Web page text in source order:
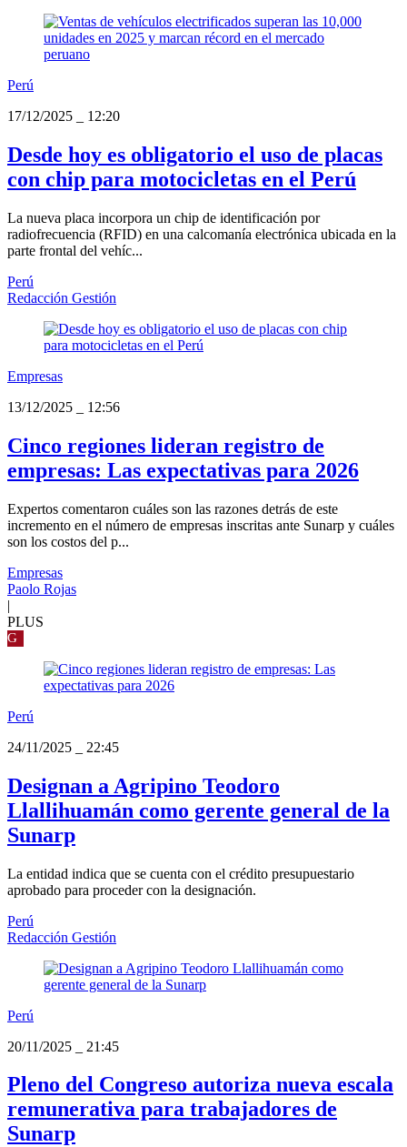
Perú
17/12/2025
12:20
Desde hoy es obligatorio el uso de placas
con chip para motocicletas en el Perú
La nueva placa incorpora un chip de identificación por
radiofrecuencia (RFID) en una calcomanía electrónica ubicada en la
parte frontal del vehíc...
Perú
Redacción Gestión
Empresas
13/12/2025
12:56
Cinco regiones lideran registro de
empresas: Las expectativas para 2026
Expertos comentaron cuáles son las razones detrás de este
incremento en el número de empresas inscritas ante Sunarp y cuáles
son los costos del p...
Empresas
Paolo Rojas
|
PLUS
G
Perú
24/11/2025
22:45
Designan a Agripino Teodoro
Llallihuamán como gerente general de la
Sunarp
La entidad indica que se cuenta con el crédito presupuestario
aprobado para proceder con la designación.
Perú
Redacción Gestión
Perú
20/11/2025
21:45
Pleno del Congreso autoriza nueva escala
remunerativa para trabajadores de
Sunarp